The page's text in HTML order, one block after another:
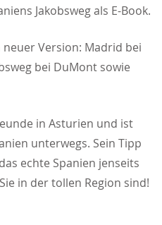
Jakobsweg als E-Book.
Version: Madrid bei
bei DuMont sowie
in Asturien und ist
unterwegs. Sein Tipp
echte Spanien jenseits
in der tollen Region sind!